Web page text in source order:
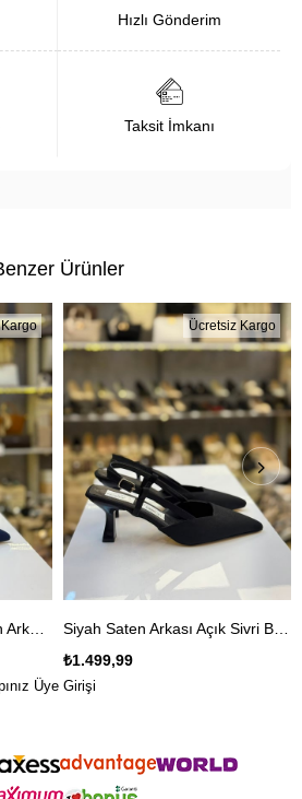
Hızlı Gönderim
Taksit İmkanı
Ürünler
₺1.499,99
Ücretsiz Kargo
Üye Girişi